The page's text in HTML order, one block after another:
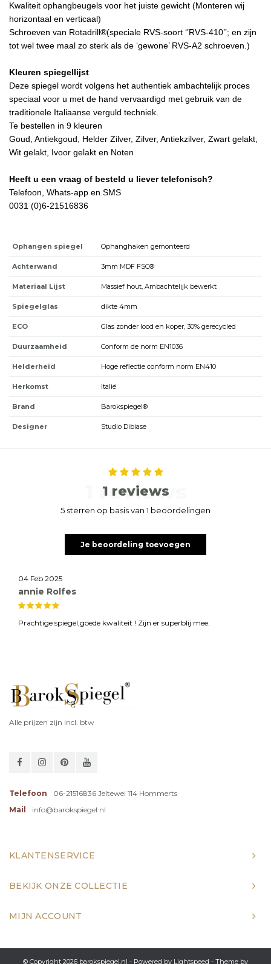
Kwaliteit ophangbeugels voor het juiste gewicht (Monteren wij
horizontaal en verticaal)
Schroeven van Rotadrill®(speciale RVS-soort ‘’RVS-410’’; en zijn
tot wel twee maal zo sterk als de ‘gewone’ RVS-A2 schroeven.)
Kleuren spiegellijst
Deze spiegel wordt volgens het authentiek ambachtelijk proces
speciaal voor u met de hand vervaardigd met gebruik van de
traditionele Italiaanse verguld techniek.
Te bestellen in 9 kleuren
Goud, Antiekgoud, Helder Zilver, Zilver, Antiekzilver, Zwart gelakt,
Wit gelakt, Ivoor gelakt en Noten
Heeft u een vraag of besteld u liever telefonisch?
Telefoon, Whats-app en SMS
0031 (0)6-21516836
Ophangen spiegel Ophanghaken gemonteerd
Achterwand 3mm MDF FSC®
Materiaal Lijst Massief hout, Ambachtelijk bewerkt
Spiegelglas dikte 4mm
ECO Glas zonder lood en koper, 30% gerecycled
Duurzaamheid Conform de norm EN1036
Helderheid Hoge reflectie conform norm EN410
Herkomst Italië
Brand Barokspiegel®
Designer Studio Dibiase
1 reviews
1 reviews
5 sterren op basis van 1 beoordelingen
Je beoordeling toevoegen
04 Feb 2025
annie Rolfes
Prachtige spiegel,goede kwaliteit ! Zijn er superblij mee.
Alle prijzen zijn incl. btw
Telefoon
06-21516836 Jeltewei 114 Hommerts
Mail
info@barokspiegel.nl
KLANTENSERVICE
BEKIJK ONZE COLLECTIE
MIJN ACCOUNT
© Copyright 2026 barokspiegel.nl - Powered by Lightspeed - Theme by